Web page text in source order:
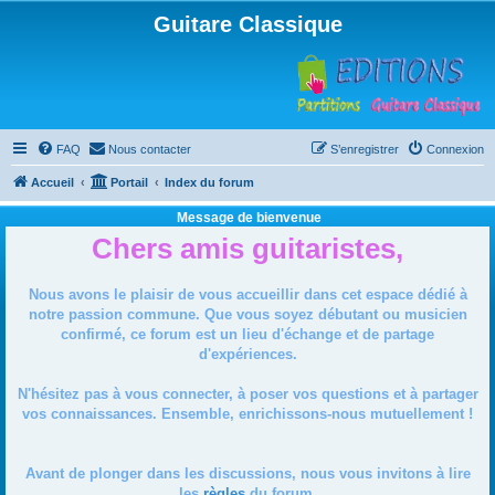
Guitare Classique
FAQ Nous contacter Connexion
S’enregistrer
Accueil Portail Index du forum
Message de bienvenue
Chers amis guitaristes,
Nous avons le plaisir de vous accueillir dans cet espace dédié à
notre passion commune. Que vous soyez débutant ou musicien
confirmé, ce forum est un lieu d'échange et de partage
d'expériences.
N'hésitez pas à vous connecter, à poser vos questions et à partager
vos connaissances. Ensemble, enrichissons-nous mutuellement !
Avant de plonger dans les discussions, nous vous invitons à lire